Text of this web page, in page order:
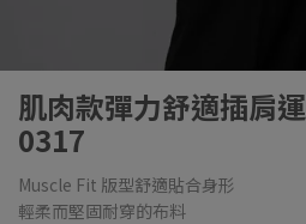
肌肉款彈力舒適插肩
0317
Muscle Fit 版型舒適貼合身形
輕柔而堅固耐穿的布料